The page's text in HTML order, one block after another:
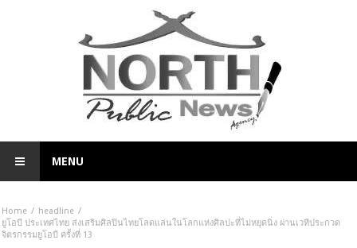
MENU
Home
headline
ยูโอบี ประเทศไทย ส่งเสริมศิลปินไทยโลดแล่นในโลกแห่งศิลปะที่ไม่หยุดนิ่ง ผ่านเวทีประกวด
จิตรกรรมยูโอบี ครั้งที่ 13